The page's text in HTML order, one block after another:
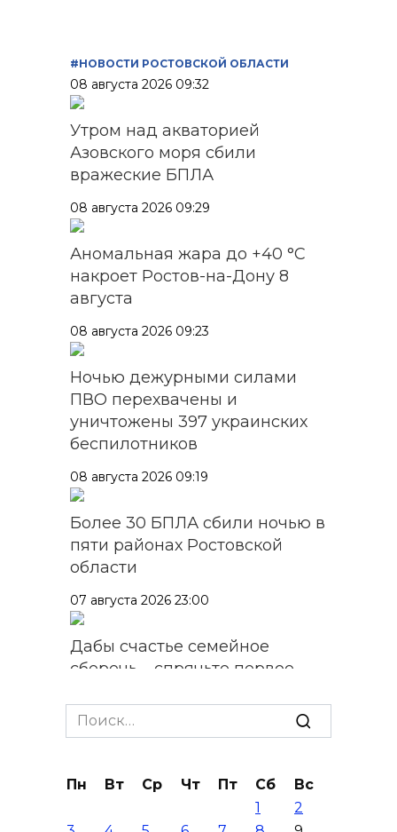
#НОВОСТИ РОСТОВСКОЙ ОБЛАСТИ
08 августа 2026 09:32
Утром над акваторией
Азовского моря сбили
вражеские БПЛА
08 августа 2026 09:29
Аномальная жара до +40 °C
накроет Ростов-на-Дону 8
августа
08 августа 2026 09:23
Ночью дежурными силами
ПВО перехвачены и
уничтожены 397 украинских
беспилотников
08 августа 2026 09:19
Более 30 БПЛА сбили ночью в
пяти районах Ростовской
области
07 августа 2026 23:00
Дабы счастье семейное
сберечь – спрячьте первое
на 8 августа
В Железнодорожном районе
Ростова-на-Дону на сутки
Search
for:
Пн Вт Ср Чт Пт Сб
Вс
1
2